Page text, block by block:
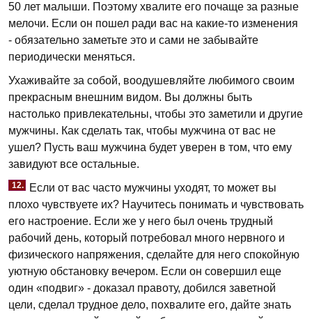
50 лет малыши. Поэтому хвалите его почаще за разные
мелочи. Если он пошел ради вас на какие-то изменения
- обязательно заметьте это и сами не забывайте
периодически меняться.
Ухаживайте за собой, воодушевляйте любимого своим
прекрасным внешним видом. Вы должны быть
настолько привлекательны, чтобы это заметили и другие
мужчины. Как сделать так, чтобы мужчина от вас не
ушел? Пусть ваш мужчина будет уверен в том, что ему
завидуют все остальные.
12.
Если от вас часто мужчины уходят, то может вы
плохо чувствуете их? Научитесь понимать и чувствовать
его настроение. Если же у него был очень трудный
рабочий день, который потребовал много нервного и
физического напряжения, сделайте для него спокойную
уютную обстановку вечером. Если он совершил еще
один «подвиг» - доказал правоту, добился заветной
цели, сделал трудное дело, похвалите его, дайте знать